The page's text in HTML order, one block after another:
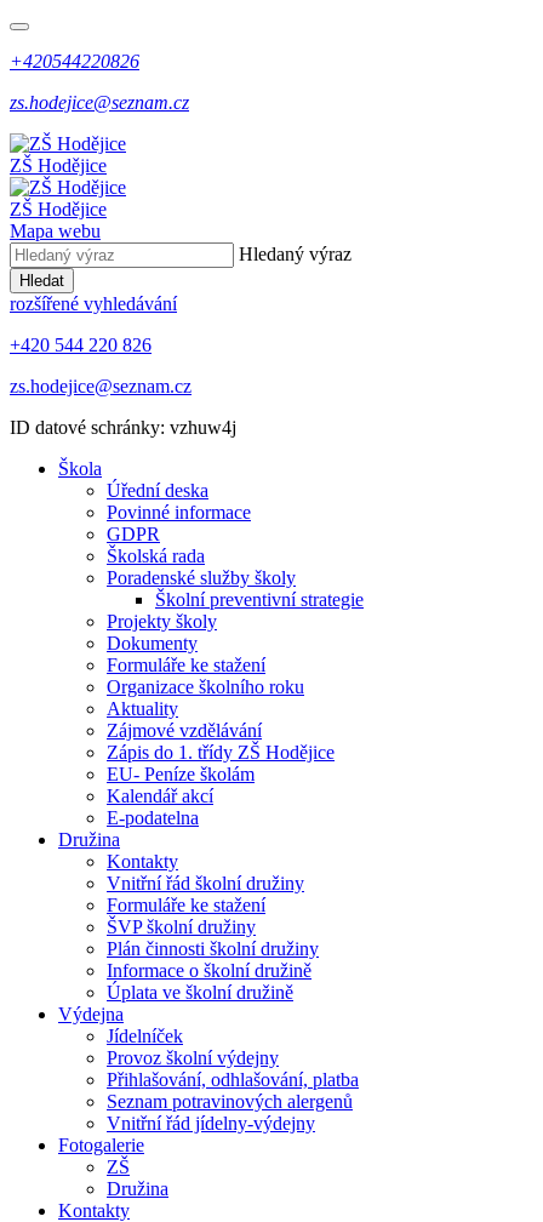
+420544220826
zs.hodejice@seznam.cz
ZŠ Hodějice
ZŠ Hodějice
Mapa webu
Hledaný výraz
Hledat
rozšířené vyhledávání
+420 544 220 826
zs.hodejice@seznam.cz
ID datové schránky: vzhuw4j
Škola
Úřední deska
Povinné informace
GDPR
Školská rada
Poradenské služby školy
Školní preventivní strategie
Projekty školy
Dokumenty
Formuláře ke stažení
Organizace školního roku
Aktuality
Zájmové vzdělávání
Zápis do 1. třídy ZŠ Hodějice
EU- Peníze školám
Kalendář akcí
E-podatelna
Družina
Kontakty
Vnitřní řád školní družiny
Formuláře ke stažení
ŠVP školní družiny
Plán činnosti školní družiny
Informace o školní družině
Úplata ve školní družině
Výdejna
Jídelníček
Provoz školní výdejny
Přihlašování, odhlašování, platba
Seznam potravinových alergenů
Vnitřní řád jídelny-výdejny
Fotogalerie
ZŠ
Družina
Kontakty